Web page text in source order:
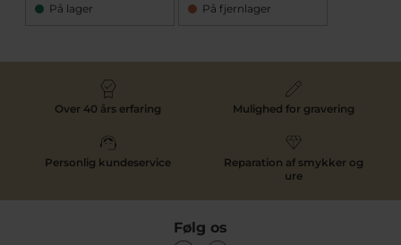
På lager På fjernlager
Over 40 års erfaring Mulighed for gravering
Personlig kundeservice
Reparation af smykker og
ure
Følg os